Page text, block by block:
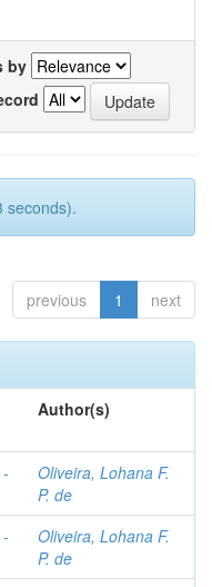
by
seconds).
previous 1 next
Author(s)
Oliveira, Lohana F.
P. de
Oliveira, Lohana F.
P. de